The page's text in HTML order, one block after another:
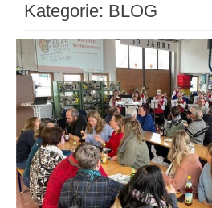
Kategorie: BLOG